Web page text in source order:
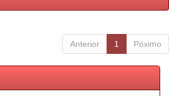
Anterior 1 Póximo